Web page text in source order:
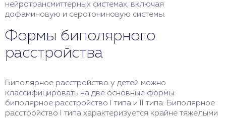
нейротрансмиттерных системах, включая
дофаминовую и серотониновую системы.
Формы биполярного
расстройства
Биполярное расстройство у детей можно
классифицировать на две основные формы:
биполярное расстройство I типа и II типа. Биполярное
расстройство I типа характеризуется крайне тяжелыми